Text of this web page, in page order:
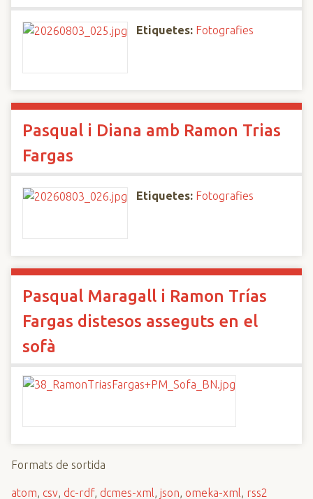
Etiquetes: Fotografies
Pasqual i Diana amb Ramon Trias
Fargas
Etiquetes: Fotografies
Pasqual Maragall i Ramon Trías
Fargas distesos asseguts en el
sofà
Formats de sortida
atom, csv, dc-rdf, dcmes-xml, json, omeka-xml, rss2